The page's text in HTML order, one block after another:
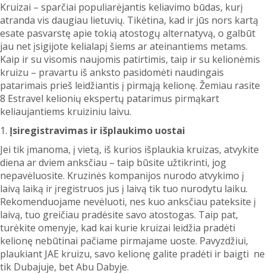
Kruizai – sparčiai populiarėjantis keliavimo būdas, kurį
atranda vis daugiau lietuvių. Tikėtina, kad ir jūs nors kartą
esate pasvarstę apie tokią atostogų alternatyvą, o galbūt
jau net įsigijote kelialapį šiems ar ateinantiems metams.
Kaip ir su visomis naujomis patirtimis, taip ir su kelionėmis
kruizu – pravartu iš anksto pasidomėti naudingais
patarimais prieš leidžiantis į pirmąją kelionę. Žemiau rasite
8 Estravel kelionių ekspertų patarimus pirmąkart
keliaujantiems kruiziniu laivu.
1. Įsiregistravimas ir išplaukimo uostai
Jei tik įmanoma, į vietą, iš kurios išplaukia kruizas, atvykite
diena ar dviem anksčiau – taip būsite užtikrinti, jog
nepavėluosite. Kruzinės kompanijos nurodo atvykimo į
laivą laiką ir įregistruos jus į laivą tik tuo nurodytu laiku.
Rekomenduojame nevėluoti, nes kuo anksčiau pateksite į
laivą, tuo greičiau pradėsite savo atostogas. Taip pat,
turėkite omenyje, kad kai kurie kruizai leidžia pradėti
kelionę nebūtinai pačiame pirmajame uoste. Pavyzdžiui,
plaukiant JAE kruizu, savo kelionę galite pradėti ir baigti ne
tik Dubajuje, bet Abu Dabyje.